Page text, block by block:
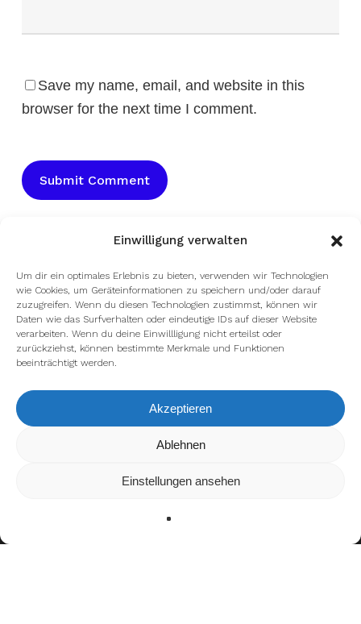
Einwilligung verwalten
Um dir ein optimales Erlebnis zu bieten, verwenden wir Technologien
wie Cookies, um Geräteinformationen zu speichern und/oder darauf
zuzugreifen. Wenn du diesen Technologien zustimmst, können wir
Daten wie das Surfverhalten oder eindeutige IDs auf dieser Website
verarbeiten. Wenn du deine Einwillligung nicht erteilst oder
zurückziehst, können bestimmte Merkmale und Funktionen
beeinträchtigt werden.
Akzeptieren
Ablehnen
Einstellungen ansehen
Save my name, email, and website in this
browser for the next time I comment.
facebook youtube instagram spotify twitch
email
Wir verwenden Cookies, um dir die bestmögliche Erfahrung auf
kannst du erfahren, welche Cookies wir
verwenden oder sie ausschalten.